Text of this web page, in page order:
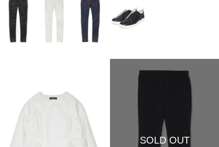
SOLD OUT